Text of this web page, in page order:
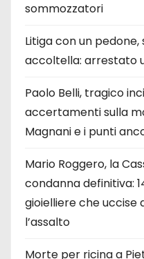
sommozzatori
Litiga con un
accoltella: arrestato
Paolo Belli, tragico
accertamenti sulla
Magnani e i punti
Mario Roggero, la
condanna definitiva:
gioielliere che uccise
l’assalto
Morte per ricina a